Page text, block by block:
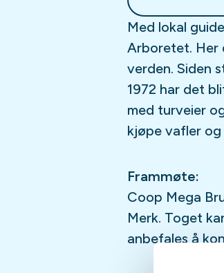
Med lokal
Arboretet. Her
verden. Siden
1972 har det
med turveier
kjøpe vafler
Frammøte:
Coop Mega
Merk. Toget
anbefales å